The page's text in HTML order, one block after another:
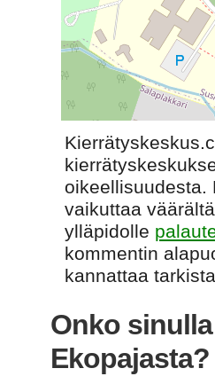
oikeellisuudesta.
vaikuttaa
ylläpidolle
kommentin
kannattaa
Onko
Ekopajasta?